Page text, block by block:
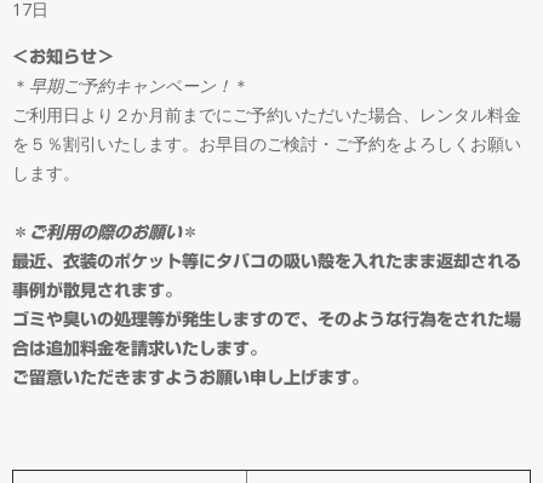
＆
オ
ー
ダ
ー
メ
イ
17日
＜お知らせ＞
＊ 早期ご予約キャンペーン！ ＊
ご利用日より２か月前までにご予約いただいた場合、レンタル料金
を５％割引いたします。お早目のご検討・ご予約をよろしくお願い
します。
＊ ご利用の際のお願い＊
最近、衣装のポケット等にタバコの吸い殻を入れたまま返却される
事例が散見されます。
ゴミや臭いの処理等が発生しますので、そのような行為をされた場
合は追加料金を請求いたします。
ご留意いただきますようお願い申し上げます。